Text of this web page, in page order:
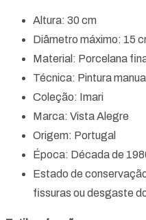
Altura: 30 cm
Diâmetro máximo: 15
Material: Porcelana
Técnica: Pintura
Coleção: Imari
Marca: Vista Alegre
Origem: Portugal
Época: Década de
Estado de
fissuras ou desgaste